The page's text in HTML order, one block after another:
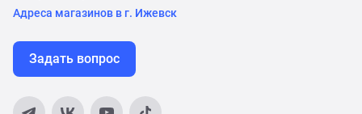
Адреса магазинов в г. Ижевск
Задать вопрос